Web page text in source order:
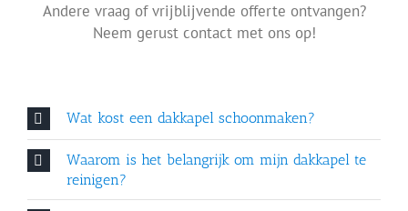
Andere vraag of vrijblijvende offerte ontvangen?
Neem gerust contact met ons op!
Wat kost een dakkapel schoonmaken?
Waarom is het belangrijk om mijn dakkapel te
reinigen?